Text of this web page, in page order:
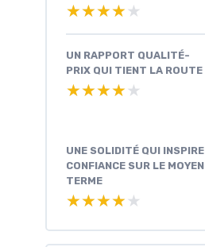
★★★★★
★★★★★
UN RAPPORT QUALITÉ-
PRIX QUI TIENT LA ROUTE
★★★★★
★★★★★
UNE SOLIDITÉ QUI INSPIRE
CONFIANCE SUR LE MOYEN
TERME
★★★★★
★★★★★